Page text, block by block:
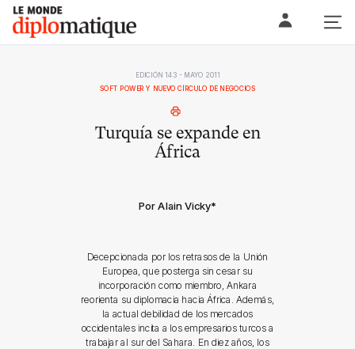
Skip
content
Le monde diplomatique
EDICIÓN 143 - MAYO 2011
SOFT POWER Y NUEVO CÍRCULO DE NEGOCIOS
Turquía se expande en
África
Por Alain Vicky*
Decepcionada por los retrasos de la Unión
Europea, que posterga sin cesar su
incorporación como miembro, Ankara
reorienta su diplomacia hacia África. Además,
la actual debilidad de los mercados
occidentales incita a los empresarios turcos a
trabajar al sur del Sahara. En diez años, los